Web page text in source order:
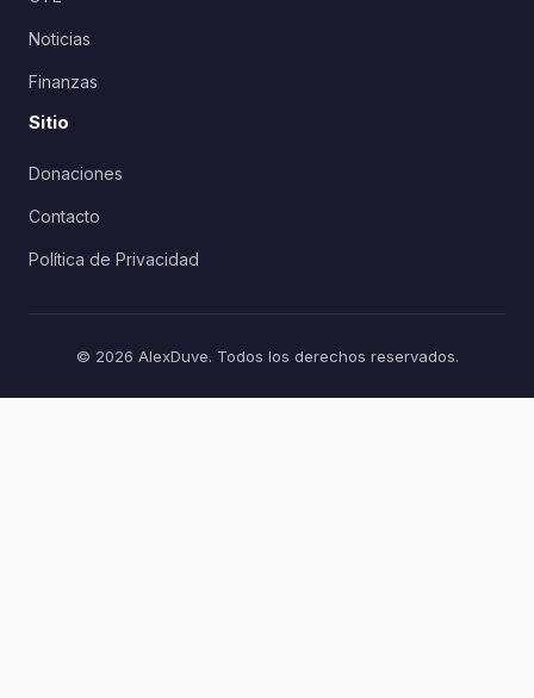
Noticias
Finanzas
Sitio
Donaciones
Contacto
Política de Privacidad
© 2026 AlexDuve. Todos los derechos reservados.